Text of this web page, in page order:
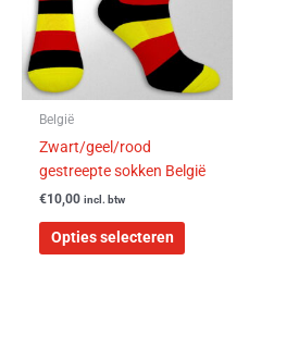
België
Zwart/geel/rood
gestreepte sokken België
€10,00 incl. btw
Opties selecteren
kan
gekozen
de